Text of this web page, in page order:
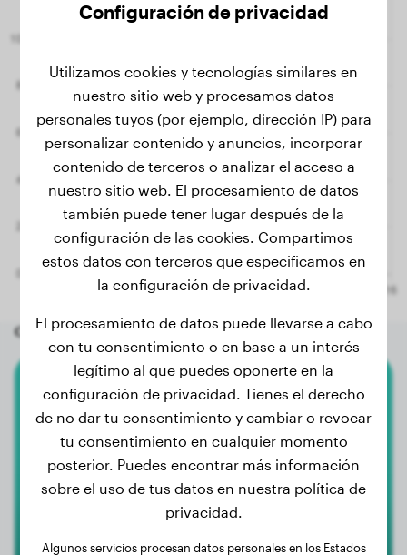
Otros perros aleatorios
Bulldog Francés
Hailey
Configuración de privacidad
Utilizamos cookies y tecnologías similares en
nuestro sitio web y procesamos datos
personales tuyos (por ejemplo, dirección IP) para
personalizar contenido y anuncios, incorporar
contenido de terceros o analizar el acceso a
nuestro sitio web. El procesamiento de datos
también puede tener lugar después de la
configuración de las cookies. Compartimos
estos datos con terceros que especificamos en
la configuración de privacidad.
El procesamiento de datos puede llevarse a cabo
con tu consentimiento o en base a un interés
legítimo al que puedes oponerte en la
configuración de privacidad. Tienes el derecho
de no dar tu consentimiento y cambiar o revocar
tu consentimiento en cualquier momento
posterior. Puedes encontrar más información
sobre el uso de tus datos en nuestra política de
privacidad.
Algunos servicios procesan datos personales en los Estados